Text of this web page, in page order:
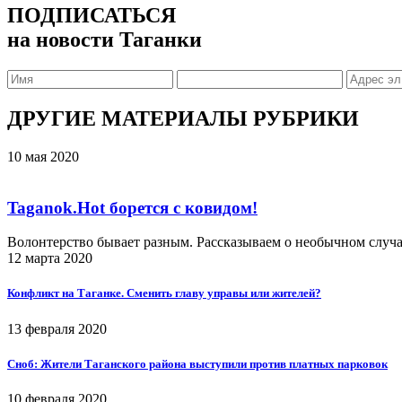
ПОДПИСАТЬСЯ
на новости Таганки
ДРУГИЕ МАТЕРИАЛЫ РУБРИКИ
10 мая 2020
Taganok.Hot борется с ковидом!
Волонтерство бывает разным. Рассказываем о необычном
12 марта 2020
Конфликт на Таганке. Сменить главу управы или жителей?
13 февраля 2020
Сноб: Жители Таганского района выступили против платных парковок
10 февраля 2020